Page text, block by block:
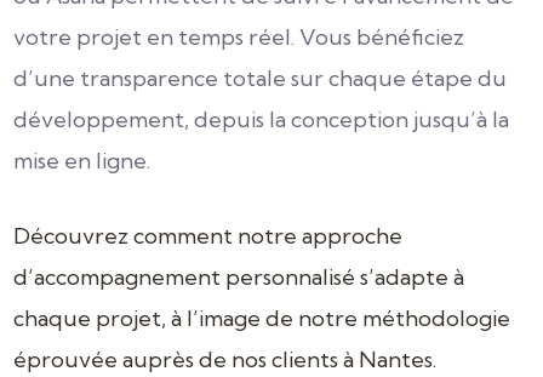
votre projet en temps réel. Vous bénéficiez
d’une transparence totale sur chaque étape du
développement, depuis la conception jusqu’à la
mise en ligne.
Découvrez comment notre approche
d’accompagnement personnalisé s’adapte à
chaque projet, à l’image de notre méthodologie
éprouvée auprès de nos clients à Nantes.